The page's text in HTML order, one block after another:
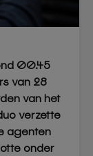
00.45
van 28
van het
verzette
agenten
onder